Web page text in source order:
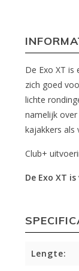
De Exo XT
zich goed
lichte
namelijk
kajakkers als
Club+
De Exo XT
Lengte: